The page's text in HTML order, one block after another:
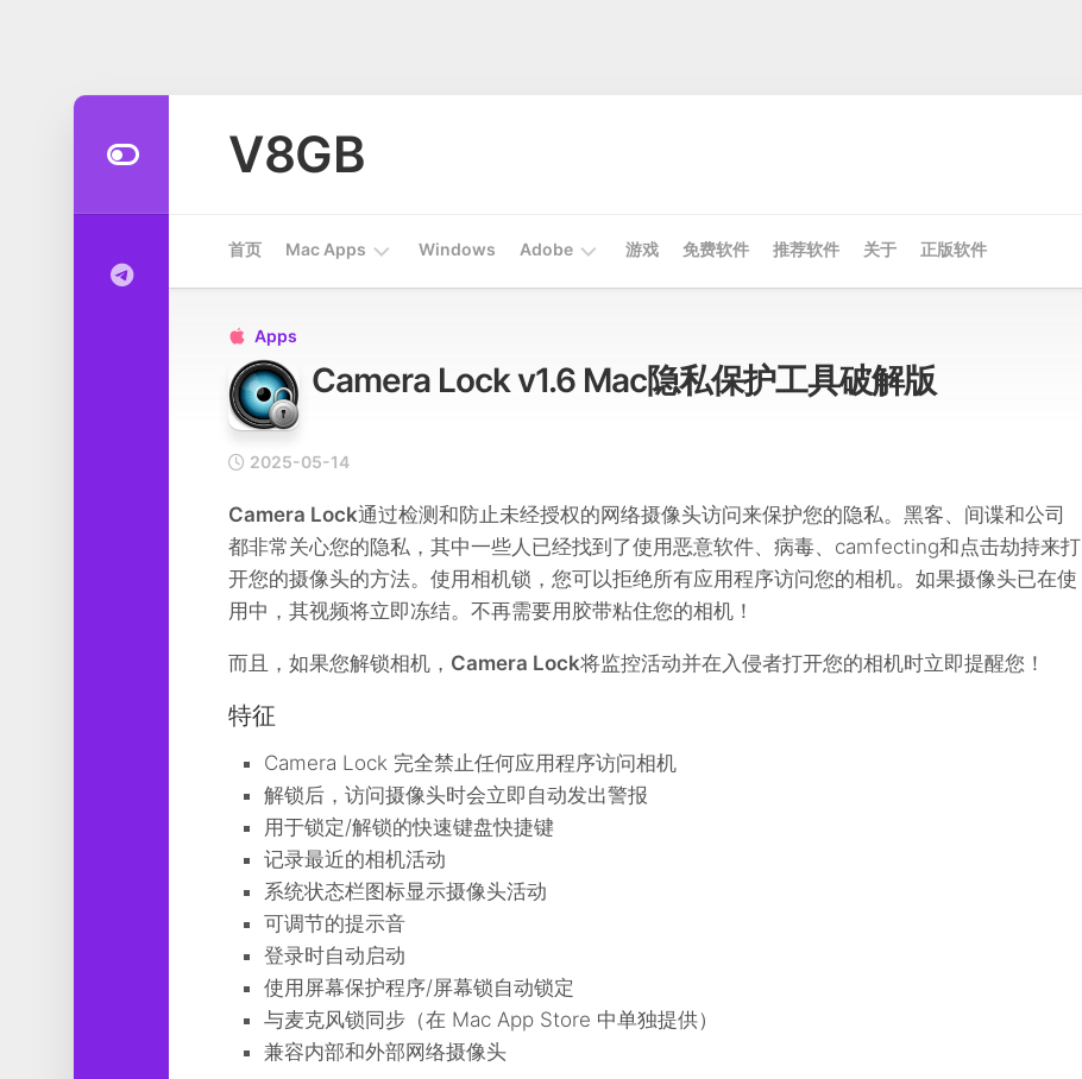
V8GB
首页 Mac Apps
开
统
工
具
图
设
体
软
件
娱
乐
Windows Adobe 游戏 免费软件 推荐软件 关于 正版软件
 Apps
Camera Lock v1.6 Mac隐私保护工具破解版
2025-05-14
Camera Lock通过检测和防止未经授权的网络摄像头访问来保护您的隐私。黑客、间谍和公司
都非常关心您的隐私，其中一些人已经找到了使用恶意软件、病毒、camfecting和点击劫持来打
开您的摄像头的方法。使用相机锁，您可以拒绝所有应用程序访问您的相机。如果摄像头已在使
用中，其视频将立即冻结。不再需要用胶带粘住您的相机！
而且，如果您解锁相机， Camera Lock将监控活动并在入侵者打开您的相机时立即提醒您！
特征
Camera Lock 完全禁止任何应用程序访问相机
解锁后，访问摄像头时会立即自动发出警报
用于锁定/解锁的快速键盘快捷键
记录最近的相机活动
系统状态栏图标显示摄像头活动
可调节的提示音
登录时自动启动
使用屏幕保护程序/屏幕锁自动锁定
与麦克风锁同步（在 Mac App Store 中单独提供）
兼容内部和外部网络摄像头